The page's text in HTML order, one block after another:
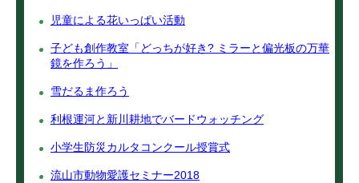
児童による花いっぱい活動
子ども創作教室「どっちが好き? ミラーと偏光板の万華
鏡を作ろう」
雪だるま作ろう
利根運河と新川耕地でバードウォッチング
小学生防災カルタコンクール授賞式
流山市動物愛護セミナー2018